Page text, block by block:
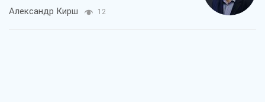
Александр Кирш 12